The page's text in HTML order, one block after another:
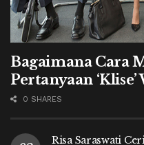
Bagaimana Cara
Pertanyaan
0 SHARES
Risa Saraswati